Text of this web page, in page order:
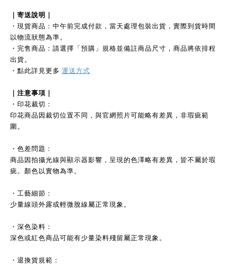
｜寄送說明｜
・現貨商品：中午前完成付款，當天處理包裝出貨，實際到貨時間
以物流狀態為準。
・完售商品：請選擇「預購」規格並備註商品尺寸，商品將依排程
出貨。
・點此詳見更多 運送方式
｜注意事項｜
・印花裁切：
印花商品因裁切位置不同，與官網照片可能略有差異，非瑕疵範
圍。
・色差問題：
商品因拍攝光線與顯示器影響，呈現的色澤略有差異，皆不屬於瑕
疵。顏色以實物為準。
・工藝細節：
少量線頭外露或輕微脫線屬正常現象。
・深色染料：
深色或紅色商品可能有少量染料殘留屬正常現象。
・退換貨規範：